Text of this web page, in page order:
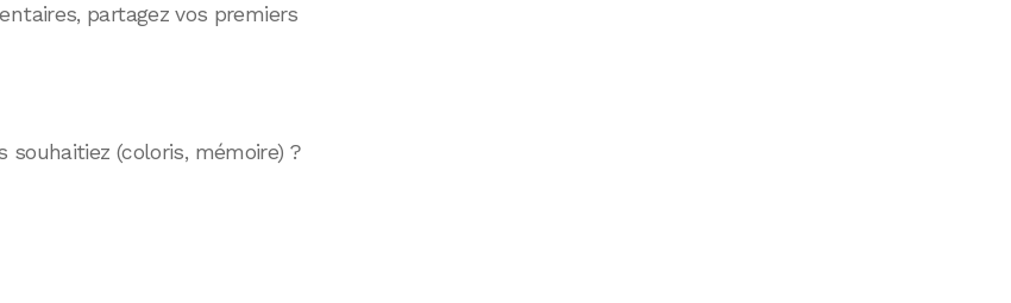
partagez vos premiers
(coloris, mémoire) ?